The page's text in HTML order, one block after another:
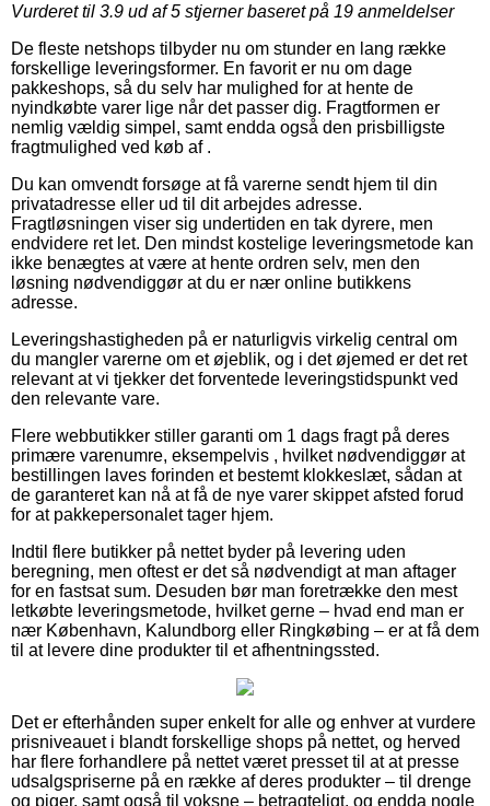
Vurderet til 3.9 ud af 5 stjerner baseret på 19 anmeldelser
De fleste netshops tilbyder nu om stunder en lang række
forskellige leveringsformer. En favorit er nu om dage
pakkeshops, så du selv har mulighed for at hente de
nyindkøbte varer lige når det passer dig. Fragtformen er
nemlig vældig simpel, samt endda også den prisbilligste
fragtmulighed ved køb af .
Du kan omvendt forsøge at få varerne sendt hjem til din
privatadresse eller ud til dit arbejdes adresse.
Fragtløsningen viser sig undertiden en tak dyrere, men
endvidere ret let. Den mindst kostelige leveringsmetode kan
ikke benægtes at være at hente ordren selv, men den
løsning nødvendiggør at du er nær online butikkens
adresse.
Leveringshastigheden på er naturligvis virkelig central om
du mangler varerne om et øjeblik, og i det øjemed er det ret
relevant at vi tjekker det forventede leveringstidspunkt ved
den relevante vare.
Flere webbutikker stiller garanti om 1 dags fragt på deres
primære varenumre, eksempelvis , hvilket nødvendiggør at
bestillingen laves forinden et bestemt klokkeslæt, sådan at
de garanteret kan nå at få de nye varer skippet afsted forud
for at pakkepersonalet tager hjem.
Indtil flere butikker på nettet byder på levering uden
beregning, men oftest er det så nødvendigt at man aftager
for en fastsat sum. Desuden bør man foretrække den mest
letkøbte leveringsmetode, hvilket gerne – hvad end man er
nær København, Kalundborg eller Ringkøbing – er at få dem
til at levere dine produkter til et afhentningssted.
Det er efterhånden super enkelt for alle og enhver at vurdere
prisniveauet i blandt forskellige shops på nettet, og herved
har flere forhandlere på nettet været presset til at at presse
udsalgspriserne på en række af deres produkter – til drenge
og piger, samt også til voksne – betragteligt, og endda nogle